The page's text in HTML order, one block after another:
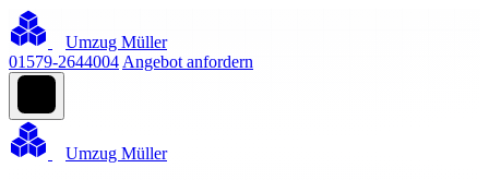
Umzug Müller
01579-2644004 Angebot anfordern
Umzug Müller